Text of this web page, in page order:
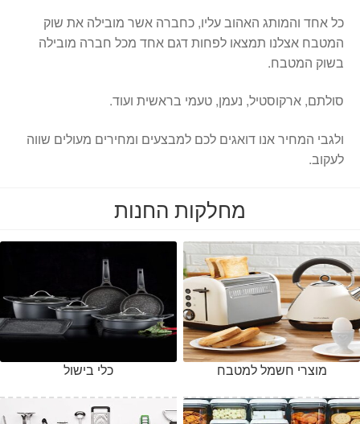
כל אחד והמותג האהוב עליו, כחברה אשר מובילה את שוק
המטבח אצלנו תמצאו לפחות דגם אחד מכל חברה מובילה
בשוק המטבח.
סולתם, ארקוסטיל, נעמן, טעמי בראשית ועוד.
ולגבי המחיר אנו דואגים לכם למבצעים ומחירים מעולים שווה
לעקוב.
מחלקות החנות
כלי בישול מוצרי חשמל למטבח